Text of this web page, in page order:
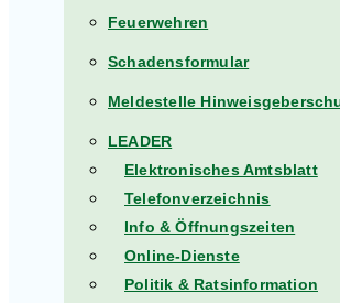
Feuerwehren
Schadensformular
Meldestelle
LEADER
Elektronisches Amtsblatt
Telefonverzeichnis
Info & Öffnungszeiten
Online-Dienste
Politik & Ratsinformation